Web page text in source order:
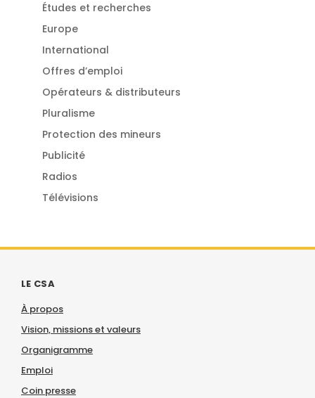
Études et recherches
Europe
International
Offres d’emploi
Opérateurs & distributeurs
Pluralisme
Protection des mineurs
Publicité
Radios
Télévisions
LE CSA
À propos
Vision, missions et valeurs
Organigramme
Emploi
Coin presse